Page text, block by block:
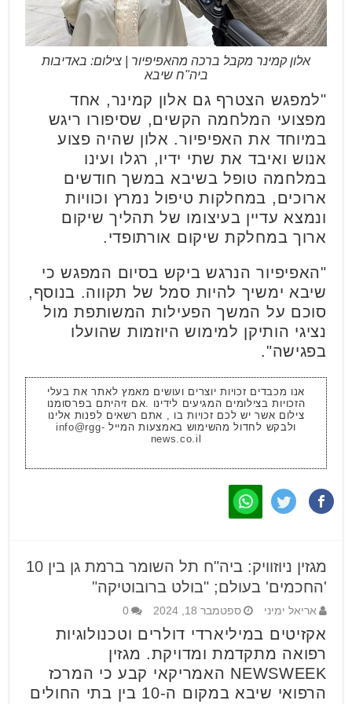
אלון קמינר מקבל ברכה מהאפיפיור | צילום: באדיבות
ביה"ח שיבא
"למפגש הצטרף גם אלון קמינר, אחד
מפצועי המלחמה הקשים, שסיפורו ריגש
במיוחד את האפיפיור. אלון שהיה פצוע
אנוש ואיבד את שתי ידיו, רגלו ועינו
במלחמה טופל בשיבא במשך חודשים
ארוכים, במחלקות טיפול נמרץ וכוויות
ונמצא עדיין בעיצומו של תהליך שיקום
ארוך במחלקת שיקום אורתופדי.
"האפיפיור הנרגש ביקש בסיום המפגש כי
שיבא ימשיך להיות סמל של תקווה. בנוסף,
סוכם על המשך הפעילות המשותפת מול
נציגי הותיקן למימוש היוזמות שהועלו
בפגישה".
אנו מכבדים זכויות יוצרים ועושים מאמץ לאתר את בעלי
הזכויות בצילומים המגיעים לידינו .אם זיהיתם בפרסומנו
צילום אשר יש לכם זכויות בו , אתם רשאים לפנות אלינו
ולבקש לחדול מהשימוש באמצעות המייל info@rgg-
news.co.il
מגזין ניוזוויק: ביה"ח תל השומר ברמת גן בין 10
'החכמים' בעולם; "בולט ברובוטיקה"
אריאל ימיני ספטמבר 18, 2024 0
אקזיטים במיליארדי דולרים וטכנולוגיות
רפואה מתקדמת ומדויקת. מגזין
NEWSWEEK האמריקאי קבע כי המרכז
הרפואי שיבא במקום ה-10 בין בתי החולים